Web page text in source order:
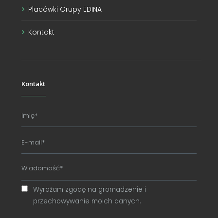
Placówki Grupy EDINA
Kontakt
Kontakt
Wyrażam zgodę na gromadzenie i
przechowywanie moich danych.